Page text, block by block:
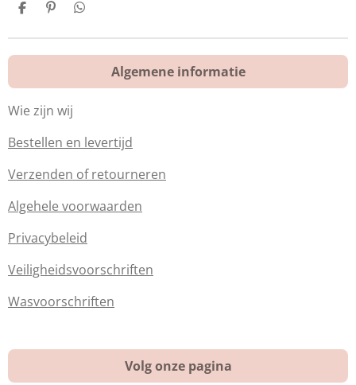
D
l
P
n
D
l
Algemene informatie
Wie zijn wij
Bestellen en levertijd
Verzenden of retourneren
Algehele voorwaarden
Privacybeleid
Veiligheidsvoorschriften
Wasvoorschriften
Volg onze pagina